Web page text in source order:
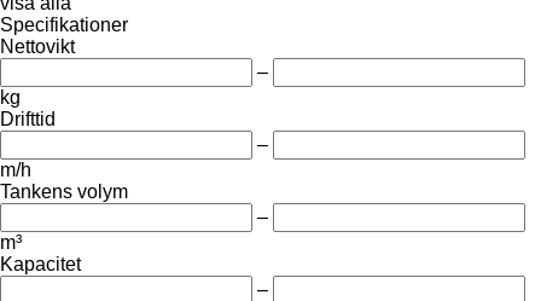
Specifikationer
Nettovikt
–
kg
Drifttid
–
m/h
Tankens volym
–
m³
Kapacitet
–